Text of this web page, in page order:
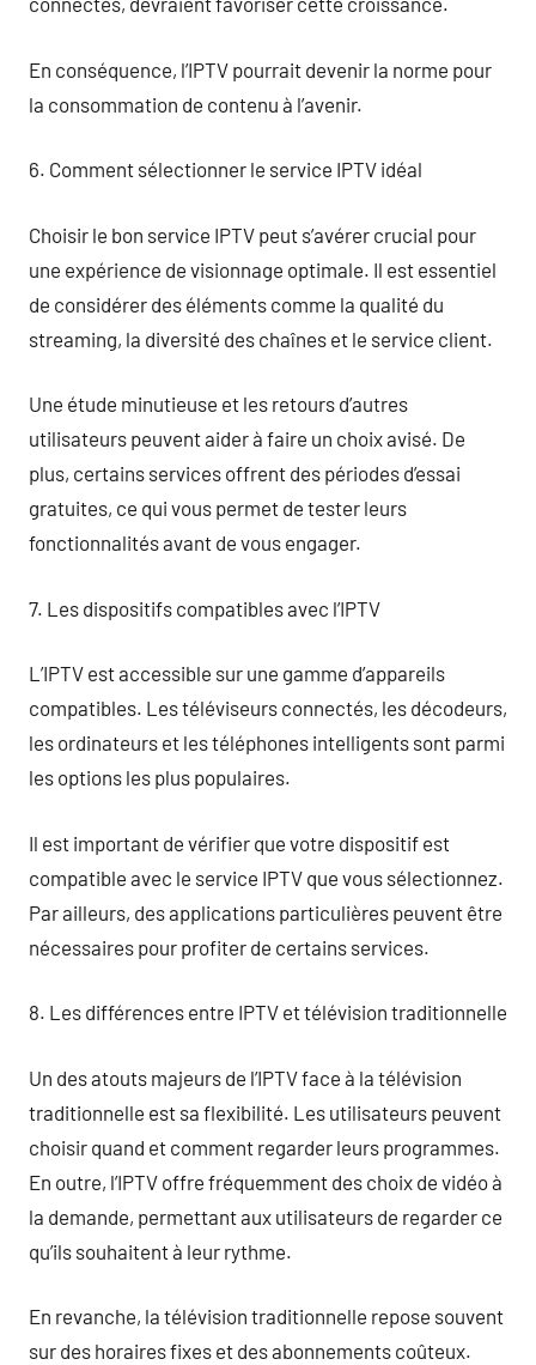
En conséquence, l’IPTV pourrait devenir la norme pour
la consommation de contenu à l’avenir.
6. Comment sélectionner le service IPTV idéal
Choisir le bon service IPTV peut s’avérer crucial pour
une expérience de visionnage optimale. Il est essentiel
de considérer des éléments comme la qualité du
streaming, la diversité des chaînes et le service client.
Une étude minutieuse et les retours d’autres
utilisateurs peuvent aider à faire un choix avisé. De
plus, certains services offrent des périodes d’essai
gratuites, ce qui vous permet de tester leurs
fonctionnalités avant de vous engager.
7. Les dispositifs compatibles avec l’IPTV
L’IPTV est accessible sur une gamme d’appareils
compatibles. Les téléviseurs connectés, les décodeurs,
les ordinateurs et les téléphones intelligents sont parmi
les options les plus populaires.
Il est important de vérifier que votre dispositif est
compatible avec le service IPTV que vous sélectionnez.
Par ailleurs, des applications particulières peuvent être
nécessaires pour profiter de certains services.
8. Les différences entre IPTV et télévision traditionnelle
Un des atouts majeurs de l’IPTV face à la télévision
traditionnelle est sa flexibilité. Les utilisateurs peuvent
choisir quand et comment regarder leurs programmes.
En outre, l’IPTV offre fréquemment des choix de vidéo à
la demande, permettant aux utilisateurs de regarder ce
qu’ils souhaitent à leur rythme.
En revanche, la télévision traditionnelle repose souvent
sur des horaires fixes et des abonnements coûteux.